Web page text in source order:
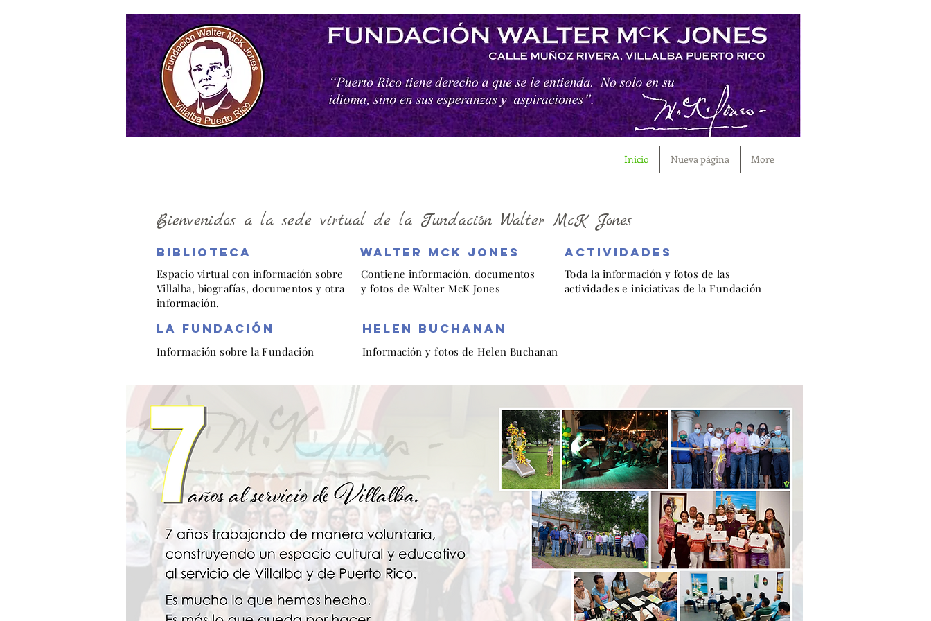
Inicio Nueva página More
Bienvenidos a la sede virtual de la Fundación Walter McK Jones
Biblioteca walter mck jones
Espacio virtual con información sobre
Villalba, biografías, documentos y otra
información.
Contiene información, documentos
y fotos de Walter McK Jones
actividades
Toda la información y fotos de las
actividades e iniciativas de la Fundación
la fundación
Información sobre la Fundación
helen buchanan
Información y fotos de Helen Buchanan